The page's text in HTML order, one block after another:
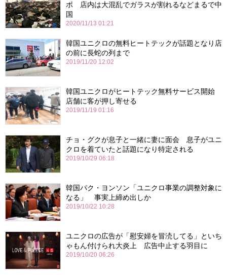
ボ 店内は大混乱でガラスが割れるなどまるで中
国
2020/11/13 01:21
韓国ユニクロの無料ヒートテックが話題となり店
の前に長蛇の列まで
2019/11/20 12:02
韓国ユニクロがヒートテック無料サービス開始
店舗に客が押し寄せる
2019/11/19 01:16
チョ・グクが息子と一緒に妻に面会 息子がユニ
クロを着ていたと話題になり特定される
2019/10/29 06:18
韓国パク・ヨンソン「ユニクロ事業の調整対象に
なる」 事実上締め出しか
2019/10/22 10:28
ユニクロの広告が「慰安婦を冒涜してる」といち
ゃもん付けられ大炎上 広告中止する羽目に
2019/10/20 06:26